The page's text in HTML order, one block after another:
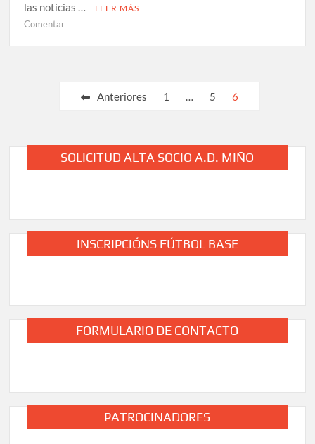
las noticias …
LEER MÁS
Comentaren
Paginación
entradas
Anteriores 1 … 5 6
SOLICITUD ALTA SOCIO A.D. MIÑO
INSCRIPCIÓNS FÚTBOL BASE
FORMULARIO DE CONTACTO
PATROCINADORES